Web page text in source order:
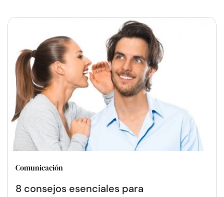
Comunicación
8 consejos esenciales para